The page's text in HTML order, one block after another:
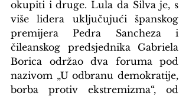
okupiti i druge. Lula da Silva je, s
više lidera uključujući španskog
premijera Pedra Sancheza i
čileanskog predsjednika Gabriela
Borica održao dva foruma pod
nazivom „U odbranu demokratije,
borba protiv ekstremizma“, od